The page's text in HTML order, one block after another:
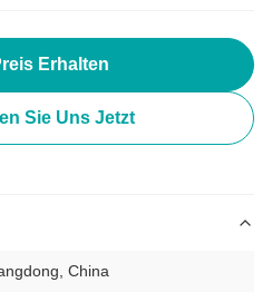
Erhalten
Sie Uns Jetzt
China